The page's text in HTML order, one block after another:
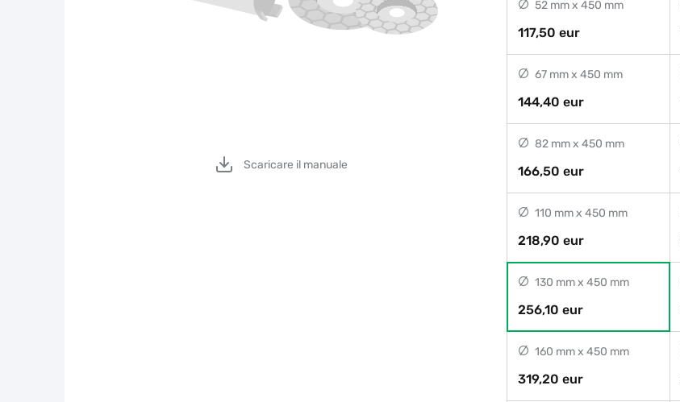
Scaricare il manuale
52 mm x 450 mm
117,50 eur
67 mm x 450 mm
144,40 eur
82 mm x 450 mm
166,50 eur
110 mm x 450 mm
218,90 eur
130 mm x 450 mm
256,10 eur
160 mm x 450 mm
319,20 eur